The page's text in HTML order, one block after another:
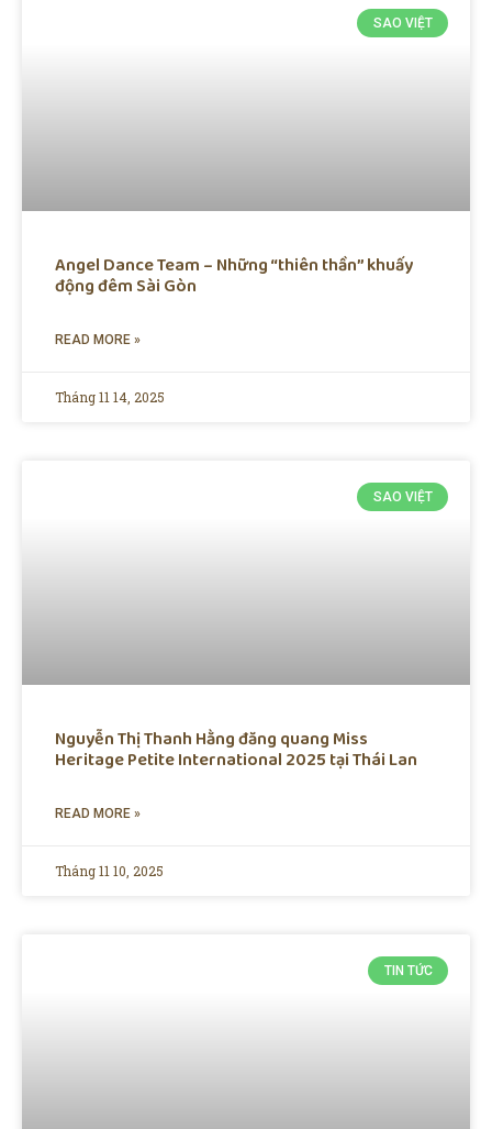
SAO VIỆT
Angel Dance Team – Những “thiên thần” khuấy
động đêm Sài Gòn
READ MORE »
Tháng 11 14, 2025
SAO VIỆT
Nguyễn Thị Thanh Hằng đăng quang Miss
Heritage Petite International 2025 tại Thái Lan
READ MORE »
Tháng 11 10, 2025
TIN TỨC